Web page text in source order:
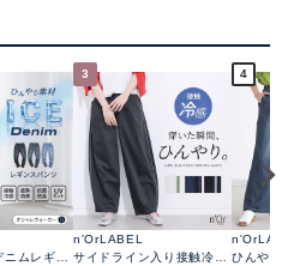
ムレギパ
3
n'OrLABEL
サイドライン入り接触冷感
4
ひんや